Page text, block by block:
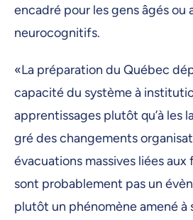
encadré pour les gens âgés
neurocognitifs.
«La préparation du Québec
capacité du système à
apprentissages plutôt qu’à les
gré des changements
évacuations massives liées
sont probablement pas un
plutôt un phénomène amené à